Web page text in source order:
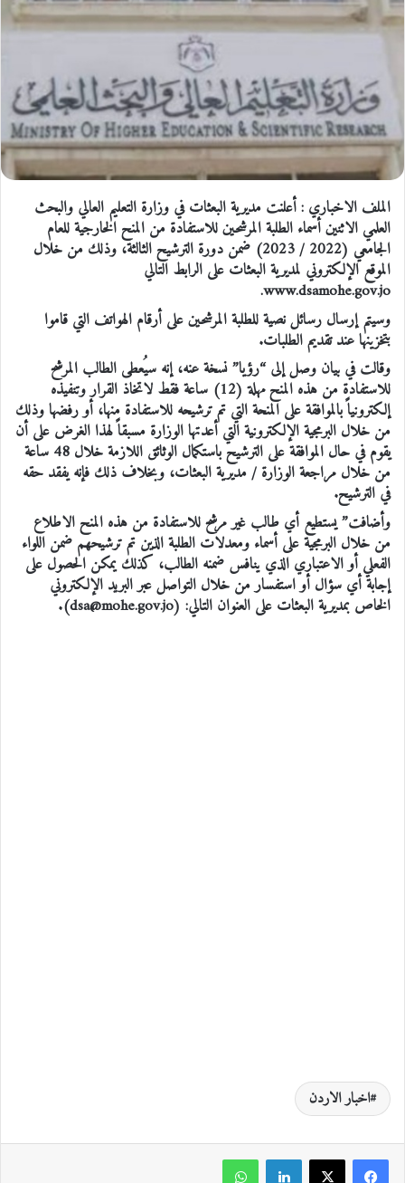
الملف الاخباري : أعلنت مديرية البعثات في وزارة التعليم العالي والبحث
العلمي الاثنين أسماء الطلبة المرشحين للاستفادة من المنح الخارجية للعام
الجامعي (2022 / 2023) ضمن دورة الترشيح الثالثة، وذلك من خلال
الموقع الإلكتروني لمديرية البعثات على الرابط التالي
www.dsamohe.gov.jo.
وسيتم إرسال رسائل نصية للطلبة المرشحين على أرقام الهواتف التي قاموا
بتخزينها عند تقديم الطلبات.
وقالت في بيان وصل إلى “رؤيا” نسخة عنه، إنه سيُعطى الطالب المرشح
للاستفادة من هذه المنح مهلة (12) ساعة فقط لاتخاذ القرار وتنفيذه
إلكترونياً بالموافقة على المنحة التي تم ترشيحه للاستفادة منها، أو رفضها وذلك
من خلال البرمجية الإلكترونية التي أعدتها الوزارة مسبقاً لهذا الغرض على أن
يقوم في حال الموافقة على الترشيح باستكمال الوثائق اللازمة خلال 48 ساعة
من خلال مراجعة الوزارة / مديرية البعثات، وبخلاف ذلك فإنه يفقد حقه
في الترشيح.
وأضافت” يستطيع أي طالب غير مرشح للاستفادة من هذه المنح الاطلاع
من خلال البرمجية على أسماء ومعدلات الطلبة الذين تم ترشيحهم ضمن اللواء
الفعلي أو الاعتباري الذي ينافس ضمنه الطالب، كذلك يمكن الحصول على
إجابة أي سؤال أو استفسار من خلال التواصل عبر البريد الإلكتروني
الخاص بمديرية البعثات على العنوان التالي: (dsa@mohe.gov.jo).
اخبار الاردن